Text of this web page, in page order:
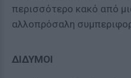
περισσότερο κακό από
αλλοπρόσαλη
ΔΙΔΥΜΟΙ